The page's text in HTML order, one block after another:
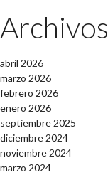
Archivos
abril 2026
marzo 2026
febrero 2026
enero 2026
septiembre 2025
diciembre 2024
noviembre 2024
marzo 2024